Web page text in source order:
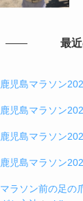
最
鹿児島マラソン
鹿児島マラソン
鹿児島マラソン
鹿児島マラソン
マラソン前の足の